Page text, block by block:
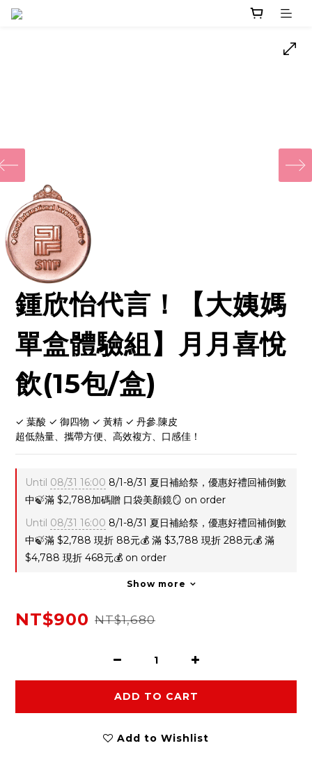
鍾欣怡代言！【大姨媽
單盒體驗組】月月喜悅
飲(15包/盒)
✓ 葉酸 ✓ 御四物 ✓ 黃精 ✓ 丹參.陳皮
超低熱量、攜帶方便、高效複方、口感佳！
Until 08/31 16:00 8/1-8/31 夏日補給祭，優惠好禮回補倒數
中🍃滿 $2,788加碼贈 口袋美顏鏡🪞 on order
Until 08/31 16:00 8/1-8/31 夏日補給祭，優惠好禮回補倒數
中🍃滿 $2,788 現折 88元💰 滿 $3,788 現折 288元💰 滿
$4,788 現折 468元💰 on order
Show more
NT$900 NT$1,680
ADD TO CART
Add to Wishlist